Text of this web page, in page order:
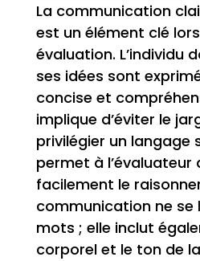
La communication
est un élément clé lors
évaluation. L’individu
ses idées sont
concise et
implique d’éviter le
privilégier un langage
permet à l’évaluateur
facilement le
communication ne se
mots ; elle inclut
corporel et le ton de